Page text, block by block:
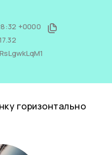
+0000
горизонтально